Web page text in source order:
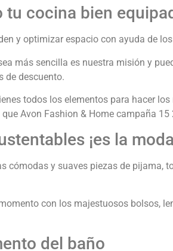
tu cocina bien
y optimizar espacio con ayuda de
más sencilla es nuestra misión y
de descuento.
todos los elementos para hacer
Avon Fashion & Home campaña
¡es la
cómodas y suaves piezas de pijama,
con los majestuosos bolsos,
del baño